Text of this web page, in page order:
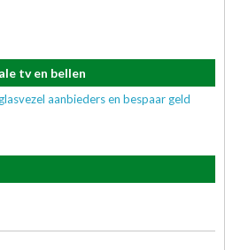
tv en bellen
aanbieders en bespaar geld